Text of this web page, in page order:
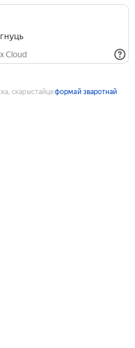
Cloud
скарыстайцеформай зваротнай